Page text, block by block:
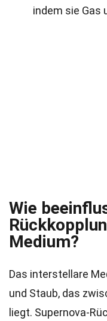
indem sie Gas
Wie
Medium?
Das interstellare
und Staub, das
liegt. Supernova-